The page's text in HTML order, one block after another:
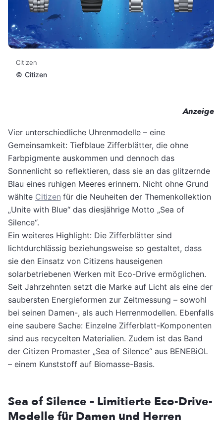
Citizen
© Citizen
Anzeige
Vier unterschiedliche Uhrenmodelle – eine
Gemeinsamkeit: Tiefblaue Zifferblätter, die ohne
Farbpigmente auskommen und dennoch das
Sonnenlicht so reflektieren, dass sie an das glitzernde
Blau eines ruhigen Meeres erinnern. Nicht ohne Grund
wählte Citizen für die Neuheiten der Themenkollektion
„Unite with Blue“ das diesjährige Motto „Sea of
Silence“.
Ein weiteres Highlight: Die Zifferblätter sind
lichtdurchlässig beziehungsweise so gestaltet, dass
sie den Einsatz von Citizens hauseigenen
solarbetriebenen Werken mit Eco-Drive ermöglichen.
Seit Jahrzehnten setzt die Marke auf Licht als eine der
saubersten Energieformen zur Zeitmessung – sowohl
bei seinen Damen-, als auch Herrenmodellen. Ebenfalls
eine saubere Sache: Einzelne Zifferblatt-Komponenten
sind aus recycelten Materialien. Zudem ist das Band
der Citizen Promaster „Sea of Silence“ aus BENEBiOL
– einem Kunststoff auf Biomasse-Basis.
Sea of Silence – Limitierte Eco-Drive-
Modelle für Damen und Herren